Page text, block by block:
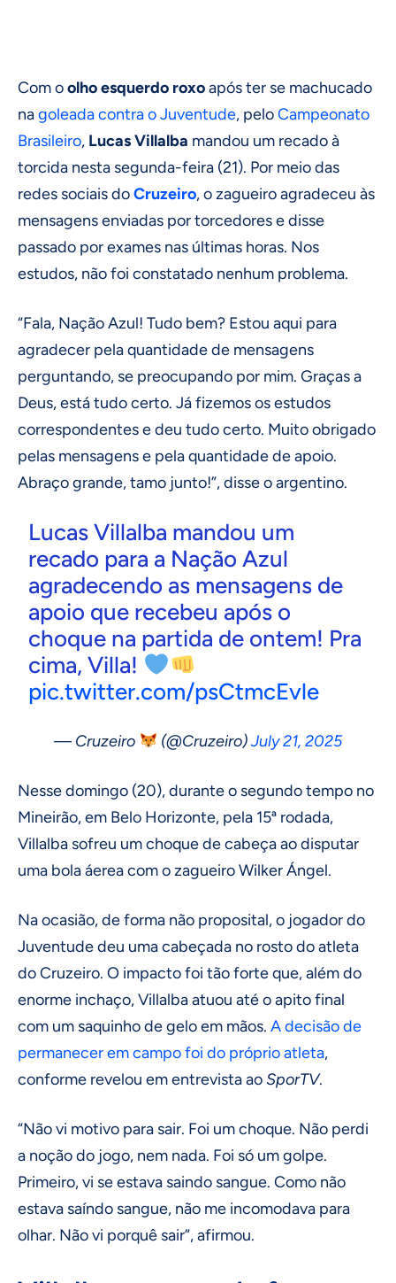
Com oolho esquerdo roxoapós ter se machucado
nagoleada contra o Juventude, peloCampeonato
Brasileiro, Lucas Villalba mandou um recado à
torcida nesta segunda-feira (21). Por meio das
redes sociais doCruzeiro, o zagueiro agradeceu às
mensagens enviadas por torcedores e disse
passado por exames nas últimas horas. Nos
estudos, não foi constatado nenhum problema.
“Fala, Nação Azul! Tudo bem? Estou aqui para
agradecer pela quantidade de mensagens
perguntando, se preocupando por mim. Graças a
Deus, está tudo certo. Já fizemos os estudos
correspondentes e deu tudo certo. Muito obrigado
pelas mensagens e pela quantidade de apoio.
Abraço grande, tamo junto!”, disse o argentino.
Lucas Villalba mandou um
recado para a Nação Azul
agradecendo as mensagens de
apoio que recebeu após o
choque na partida de ontem! Pra
cima, Villa!
pic.twitter.com/psCtmcEvle
— Cruzeiro (@Cruzeiro)July 21, 2025
Nesse domingo (20), durante o segundo tempo no
Mineirão, em Belo Horizonte, pela 15ª rodada,
Villalba sofreu um choque de cabeça ao disputar
uma bola áerea com o zagueiro Wilker Ángel.
Na ocasião, de forma não proposital, o jogador do
Juventude deu uma cabeçada no rosto do atleta
do Cruzeiro. O impacto foi tão forte que, além do
enorme inchaço, Villalba atuou até o apito final
com um saquinho de gelo em mãos. A decisão de
permanecer em campo foi do próprio atleta,
conforme revelou em entrevista aoSporTV.
“Não vi motivo para sair. Foi um choque. Não perdi
a noção do jogo, nem nada. Foi só um golpe.
Primeiro, vi se estava saindo sangue. Como não
estava saíndo sangue, não me incomodava para
olhar. Não vi porquê sair”, afirmou.